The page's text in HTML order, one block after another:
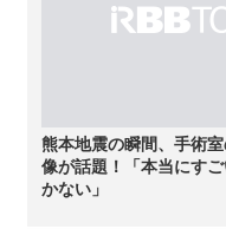
熊本地震の瞬間、手術
像が話題！「本当にす
かない」